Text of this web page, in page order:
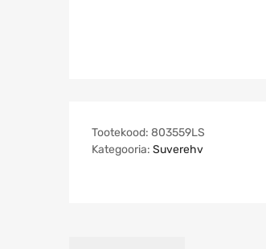
Tootekood: 803559LS
Kategooria: Suverehv